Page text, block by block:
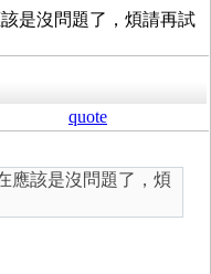
是沒問題了，煩請再試
quote
應該是沒問題了，煩